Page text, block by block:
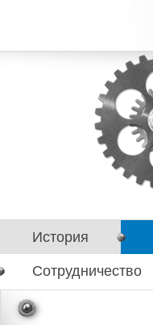
История
Сотрудничество